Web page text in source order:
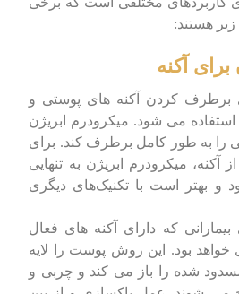
زیر هستند:
آکنه
برطرف کردن آکنه های پوستی و
می شود. میکرودرم ابریژن
را به طور کامل برطرف کند. برای
میکرودرم ابریژن به تنهایی
و بهتر است با تکنیک‌های دیگری
بیمارانی که دارای آکنه های فعال
بود. این روش پوست را لایه
شده را باز می کند و چربی و